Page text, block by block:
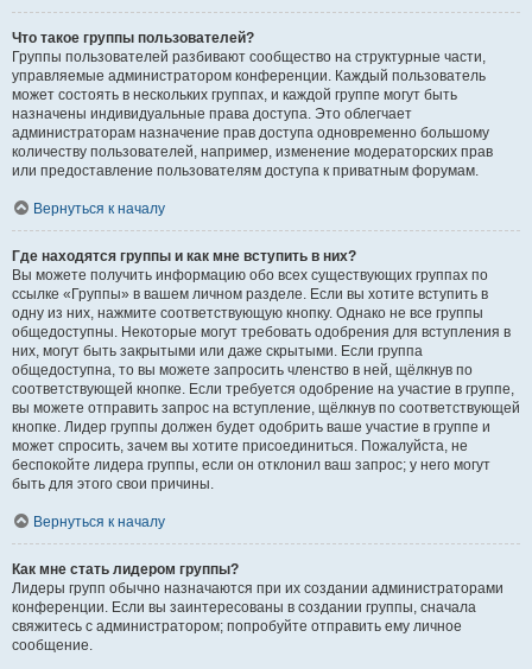
Что такое группы пользователей?
Группы пользователей разбивают сообщество на структурные части,
управляемые администратором конференции. Каждый пользователь
может состоять в нескольких группах, и каждой группе могут быть
назначены индивидуальные права доступа. Это облегчает
администраторам назначение прав доступа одновременно большому
количеству пользователей, например, изменение модераторских прав
или предоставление пользователям доступа к приватным форумам.
Вернуться к началу
Где находятся группы и как мне вступить в них?
Вы можете получить информацию обо всех существующих группах по
ссылке «Группы» в вашем личном разделе. Если вы хотите вступить в
одну из них, нажмите соответствующую кнопку. Однако не все группы
общедоступны. Некоторые могут требовать одобрения для вступления в
них, могут быть закрытыми или даже скрытыми. Если группа
общедоступна, то вы можете запросить членство в ней, щёлкнув по
соответствующей кнопке. Если требуется одобрение на участие в группе,
вы можете отправить запрос на вступление, щёлкнув по соответствующей
кнопке. Лидер группы должен будет одобрить ваше участие в группе и
может спросить, зачем вы хотите присоединиться. Пожалуйста, не
беспокойте лидера группы, если он отклонил ваш запрос; у него могут
быть для этого свои причины.
Вернуться к началу
Как мне стать лидером группы?
Лидеры групп обычно назначаются при их создании администраторами
конференции. Если вы заинтересованы в создании группы, сначала
свяжитесь с администратором; попробуйте отправить ему личное
сообщение.